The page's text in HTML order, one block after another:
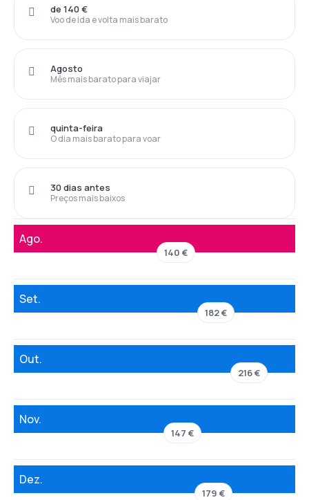
Voo de ida e volta mais barato
de 140 €
Mês mais barato para viajar
Agosto
O dia mais barato para voar
quinta-feira
Preços mais baixos
30 dias antes
Ago.
140 €
Set.
182 €
Out.
216 €
Nov.
147 €
Dez.
179 €